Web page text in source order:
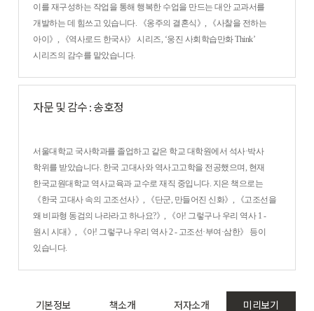
이를 재구성하는 작업을 통해 행복한 수업을 만드는 대안 교과서를
개발하는 데 힘쓰고 있습니다. 《옹주의 결혼식》, 《사찰을 전하는
아이》, 《역사로드 한국사》 시리즈, ‘웅진 사회학습만화 Think’
시리즈의 감수를 맡았습니다.
자문 및 감수 : 송호정
서울대학교 국사학과를 졸업하고 같은 학교 대학원에서 석사·박사
학위를 받았습니다. 한국 고대사와 역사고고학을 전공했으며, 현재
한국교원대학교 역사교육과 교수로 재직 중입니다. 지은 책으로는
《한국 고대사 속의 고조선사》, 《단군, 만들어진 신화》, 《고조선을
왜 비파형 동검의 나라라고 하나요?》, 《아! 그렇구나 우리 역사 1 -
원시 시대》, 《아! 그렇구나 우리 역사 2 - 고조선·부여·삼한》 등이
있습니다.
기본정보 책소개 저자소개 미리보기